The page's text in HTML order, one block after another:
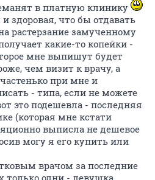
в платную клинику
здоровая, что бы отдавать
растерзание замученному
какие-то копейки -
мне выпишут будет
чем визит к врачу, а
при мне и
- типа, если не можете
это подешевла - последняя
(которая мне кстати
выписла не дешевое
могу я его купить или
врачом за последние
только одни - девушка